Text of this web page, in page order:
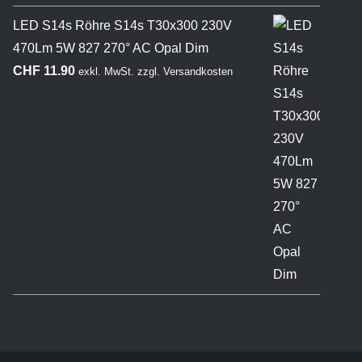
LED S14s Röhre S14s T30x300 230V
470Lm 5W 827 270° AC Opal Dim
CHF11.90 exkl. MwSt. zzgl. Versandkosten